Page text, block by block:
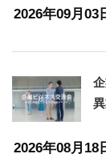
2026年09月
2026年08月